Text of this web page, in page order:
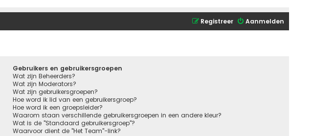
Aanmelden
Registreer
Gebruikers en gebruikersgroepen
Wat zijn Beheerders?
Wat zijn Moderators?
Wat zijn gebruikersgroepen?
Hoe word ik lid van een gebruikersgroep?
Hoe word ik een groepsleider?
Waarom staan verschillende gebruikersgroepen in een andere kleur?
Wat is de "Standaard gebruikersgroep"?
Waarvoor dient de "Het Team"-link?